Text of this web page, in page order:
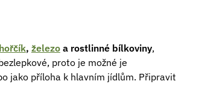
hořčík, železoa rostlinné bílkoviny,
proto je možné je
jako příloha k hlavním jídlům. Připravit